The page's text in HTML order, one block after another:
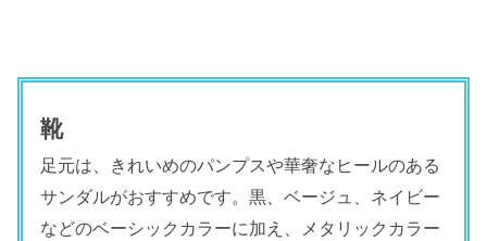
靴
足元は、きれいめのパンプスや華奢なヒールのある
サンダルがおすすめです。黒、ベージュ、ネイビー
などのベーシックカラーに加え、メタリックカラー